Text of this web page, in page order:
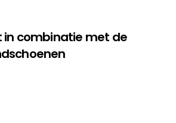
in combinatie met de